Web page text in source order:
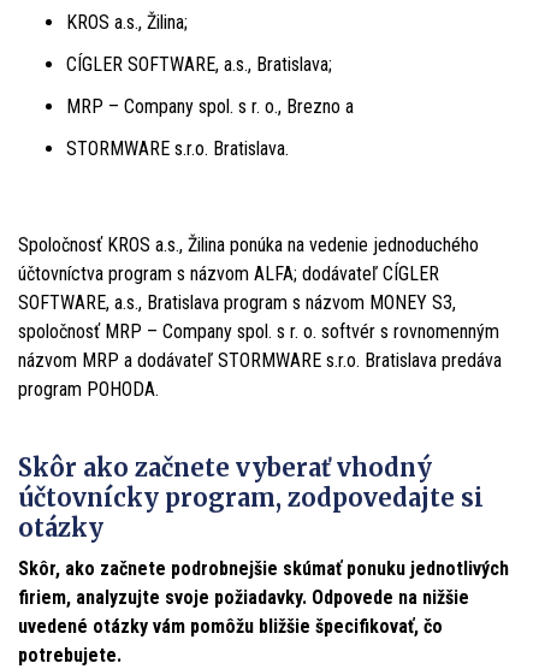
KROS a.s., Žilina;
CÍGLER SOFTWARE, a.s., Bratislava;
MRP – Company spol. s r. o., Brezno a
STORMWARE s.r.o. Bratislava.
Spoločnosť KROS a.s., Žilina ponúka na vedenie jednoduchého
účtovníctva program s názvom ALFA; dodávateľ CÍGLER
SOFTWARE, a.s., Bratislava program s názvom MONEY S3,
spoločnosť MRP – Company spol. s r. o. softvér s rovnomenným
názvom MRP a dodávateľ STORMWARE s.r.o. Bratislava predáva
program POHODA.
Skôr ako začnete vyberať vhodný
účtovnícky program, zodpovedajte si
otázky
Skôr, ako začnete podrobnejšie skúmať ponuku jednotlivých
firiem, analyzujte svoje požiadavky. Odpovede na nižšie
uvedené otázky vám pomôžu bližšie špecifikovať, čo
potrebujete.